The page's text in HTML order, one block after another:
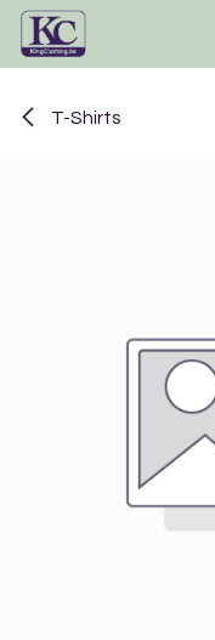
Se rendre au contenu
T-Shirts